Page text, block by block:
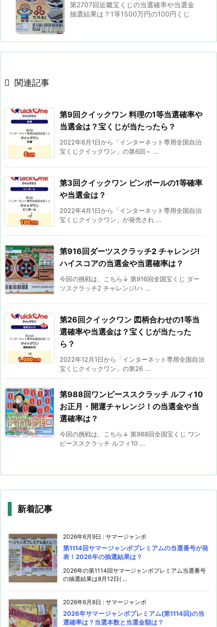
第2707回近畿宝くじの当選確率や当選金
抽選結果は？1等1500万円の100円くじ
 関連記事
第9回クイックワン 料理の1等当選確率や
当選金は？宝くじが当たったら？
2022年6月1日から「インターネット専用全国自治
宝くじクイックワン」の第6回～ ...
第3回クイックワン ピンボールの1等確率
や当選金は？
2022年4月1日から「インターネット専用全国自治
宝くじクイックワン」が発売され ...
第916回ダーツスクラッチ2 チャレンジ!
ハイスコアの当選金や当選確率は？
今回の挑戦は、こちら↓ 第916回全国宝くじ ダー
ツスクラッチ2 チャレンジ!ハ ...
第26回クイックワン 図柄合わせの1等当
選確率や当選金は？宝くじが当たった
ら？
2022年12月1日から「インターネット専用全国自治
宝くじクイックワン」の第26 ...
第988回ワンピーススクラッチ ルフィ10
お正月・開運チャレンジ！の当選金や当
選確率は？
今回の挑戦は、こちら↓ 第988回全国宝くじ ワン
ピーススクラッチ ルフィ10 ...
新着記事
2026年6月9日 : サマージャンボ
第1114回サマージャンボプレミアムの当選番号が発
表！2026年の抽選結果は？
2026年の第1114回サマージャンボプレミアム当選番号
の抽選結果は8月12日( ...
2026年6月8日 : サマージャンボ
2026年サマージャンボプレミアム(第1114回)の当
選確率は？当選本数と当選金額は？